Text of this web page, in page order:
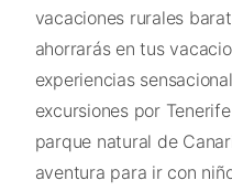
vacaciones rurales
ahorrarás en tus
experiencias
excursiones por
parque natural de
aventura para ir con